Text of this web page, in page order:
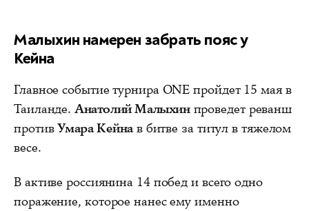
Малыхин намерен забрать пояс у
Кейна
Главное событие турнира ONE пройдет 15 мая в
Таиланде.Анатолий Малыхинпроведет реванш
противУмара Кейнав битве за титул в тяжелом
весе.
В активе россиянина 14 побед и всего одно
поражение, которое нанес ему именно